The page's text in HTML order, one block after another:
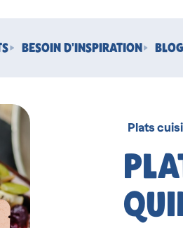
BESOIN D'INSPIRATION BLOG
Plats